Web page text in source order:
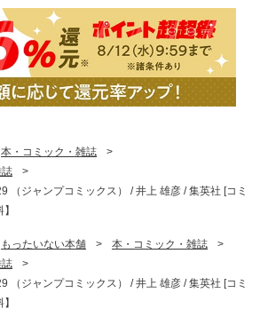
本・コミック・雑誌
>
>
（ジャンプコミックス） / 井上 雄彦 / 集英社 [コミ
もったいない本舗 > 本・コミック・雑誌
>
>
（ジャンプコミックス） / 井上 雄彦 / 集英社 [コミ